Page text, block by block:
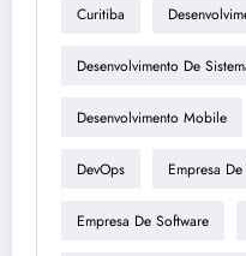
Curitiba
Desenvolvimento De
Desenvolvimento Mobile
DevOps Empresa
Empresa De Software